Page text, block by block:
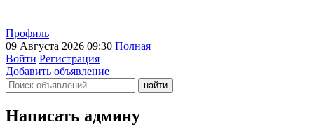
Профиль
09 Августа 2026 09:30 Полная
Войти Регистрация
Добавить объявление
Написать админу